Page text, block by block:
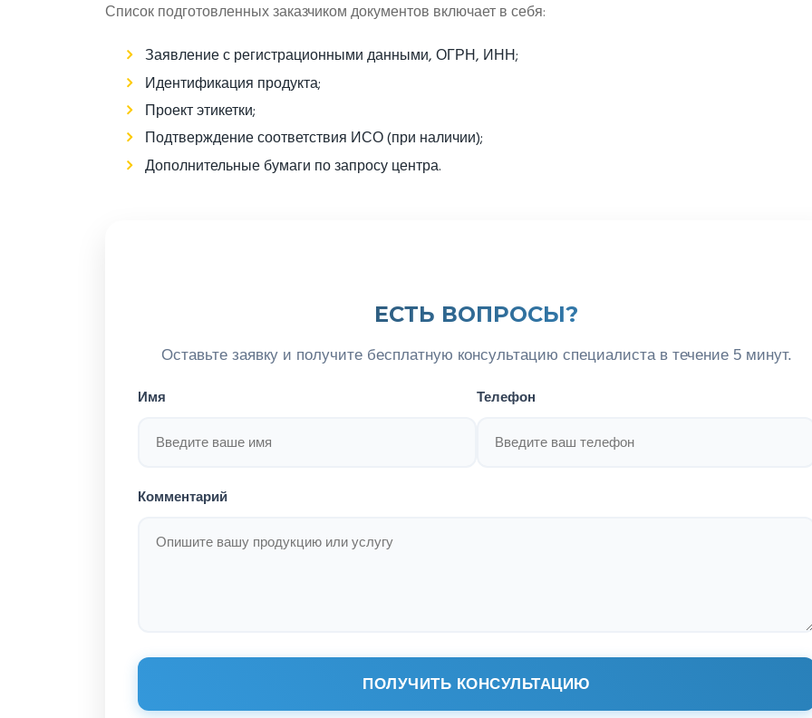
Список подготовленных заказчиком документов включает в себя:
Заявление с регистрационными данными, ОГРН, ИНН;
Идентификация продукта;
Проект этикетки;
Подтверждение соответствия ИСО (при наличии);
Дополнительные бумаги по запросу центра.
ЕСТЬ ВОПРОСЫ?
Оставьте заявку и получите бесплатную консультацию специалиста в течение 5 минут.
Имя Телефон
Комментарий
ПОЛУЧИТЬ КОНСУЛЬТАЦИЮ